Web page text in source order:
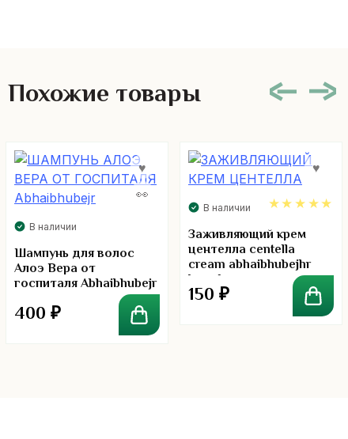
Похожие товары
В наличии
Шампунь для волос
Алоэ Вера от
госпиталя Abhaibhubejr
400 ₽
В наличии
5.00
Заживляющий крем
центелла centella
cream abhaibhubejhr
brend
150 ₽